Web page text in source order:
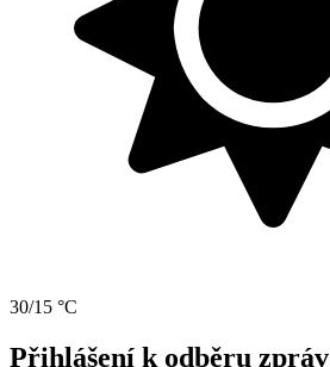
30/15 °C
Přihlášení k odběru zpráv